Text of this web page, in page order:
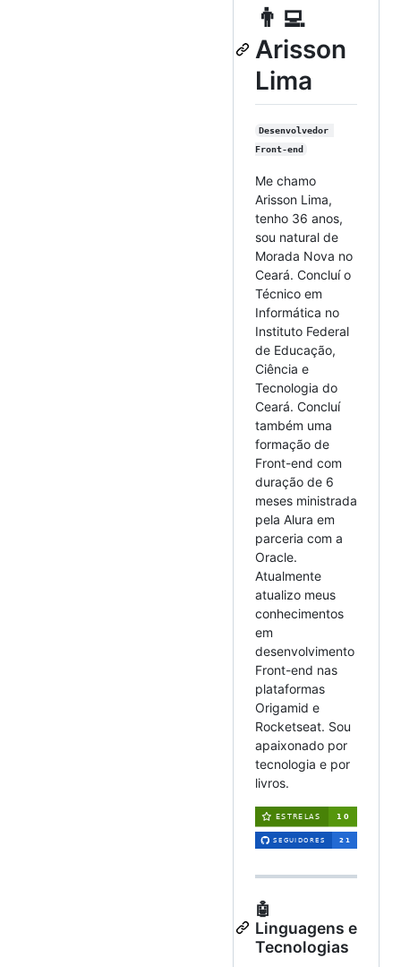
👨‍💻
Arisson
Lima
Desenvolvedor
Front-end
Me chamo
Arisson Lima,
tenho 36 anos,
sou natural de
Morada Nova no
Ceará. Concluí o
Técnico em
Informática no
Instituto Federal
de Educação,
Ciência e
Tecnologia do
Ceará. Concluí
também uma
formação de
Front-end com
duração de 6
meses ministrada
pela Alura em
parceria com a
Oracle.
Atualmente
atualizo meus
conhecimentos
em
desenvolvimento
Front-end nas
plataformas
Origamid e
Rocketseat. Sou
apaixonado por
tecnologia e por
livros.
🤖
Linguagens e
Tecnologias